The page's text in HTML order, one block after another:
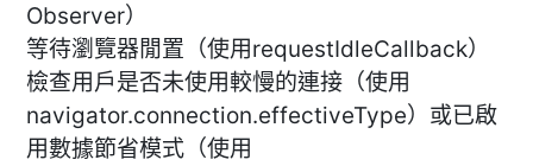
Observer）
等待瀏覽器閒置（使用requestIdleCallback）
檢查用戶是否未使用較慢的連接（使用
navigator.connection.effectiveType）或已啟
用數據節省模式（使用